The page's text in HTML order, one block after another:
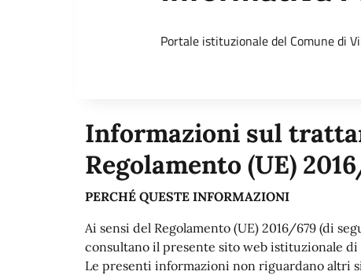
Portale istituzionale del Comune di
Informazioni sul
Regolamento (UE)
PERCHÉ QUESTE INFORMAZIONI
Ai sensi del Regolamento (UE) 2016/679 (di
consultano il presente sito web istituzionale di
Le presenti informazioni non riguardano altri